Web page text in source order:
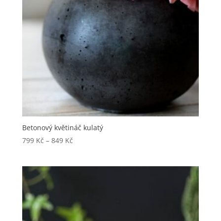
Betonový květináč kulatý
799 Kč – 849 Kč